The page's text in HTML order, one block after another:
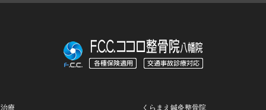
療 くらまえ鍼灸整骨院